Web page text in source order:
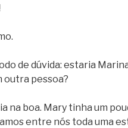
de dúvida: estaria
outra pessoa?
na boa. Mary tinha um
entre nós toda uma